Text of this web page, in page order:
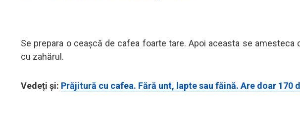
Se prepara o ceașcă de cafea foarte tare. Apoi aceasta se
cu zahărul.
Vedeți și: Prăjitură cu cafea. Fără unt, lapte sau făină. Are doar 170